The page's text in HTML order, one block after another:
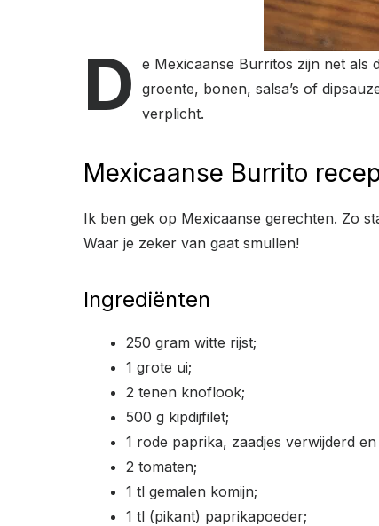
D e Mexicaanse Burritos zijn net als
groente, bonen, salsa’s of
verplicht.
Mexicaanse Burrito
Ik ben gek op Mexicaanse gerechten. Zo
Waar je zeker van gaat smullen!
Ingrediënten
250 gram witte rijst;
1 grote ui;
2 tenen knoflook;
500 g kipdijfilet;
1 rode paprika, zaadjes verwijderd
2 tomaten;
1 tl gemalen komijn;
1 tl (pikant) paprikapoeder;